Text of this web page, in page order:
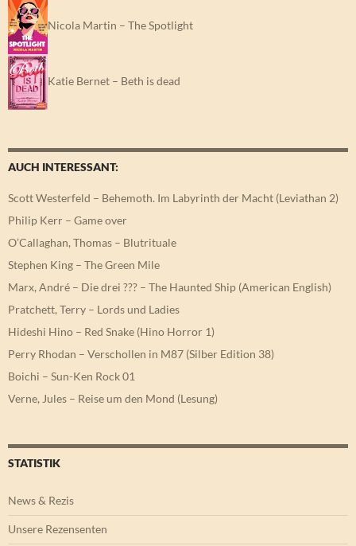
Nicola Martin – The Spotlight
Katie Bernet – Beth is dead
AUCH INTERESSANT:
Scott Westerfeld – Behemoth. Im Labyrinth der Macht (Leviathan 2)
Philip Kerr – Game over
O’Callaghan, Thomas – Blutrituale
Stephen King – The Green Mile
Marx, André – Die drei ??? – The Haunted Ship (American English)
Pratchett, Terry – Lords und Ladies
Hideshi Hino – Red Snake (Hino Horror 1)
Perry Rhodan – Verschollen in M87 (Silber Edition 38)
Boichi – Sun-Ken Rock 01
Verne, Jules – Reise um den Mond (Lesung)
STATISTIK
News & Rezis
Unsere Rezensenten